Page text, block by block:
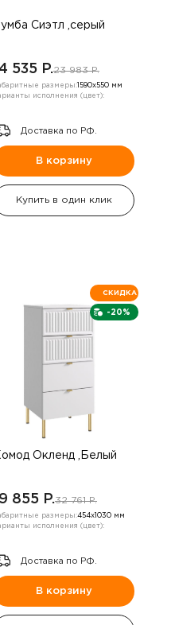
Сиэтл ,серый
535 P.23 983 P.
размеры: 1590х550 мм
исполнения (цвет):
Доставка по РФ.
В корзину
Купить в один клик
-20%
СКИДКА
Окленд ,Белый
855 P.32 761 P.
размеры:454х1030 мм
исполнения (цвет):
Доставка по РФ.
В корзину